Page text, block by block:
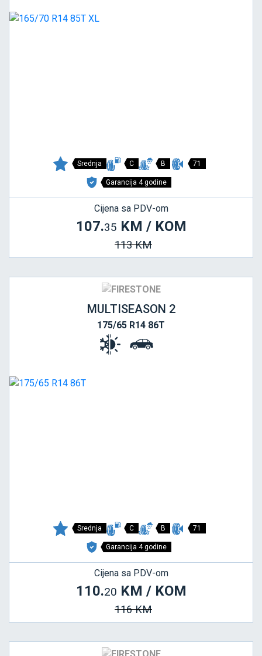
Srednja C B 71
Garancija 4 godine
Cijena sa PDV-om
107.35 KM / KOM
113 KM
MULTISEASON 2
175/65 R14 86T
Srednja C B 71
Garancija 4 godine
Cijena sa PDV-om
110.20 KM / KOM
116 KM